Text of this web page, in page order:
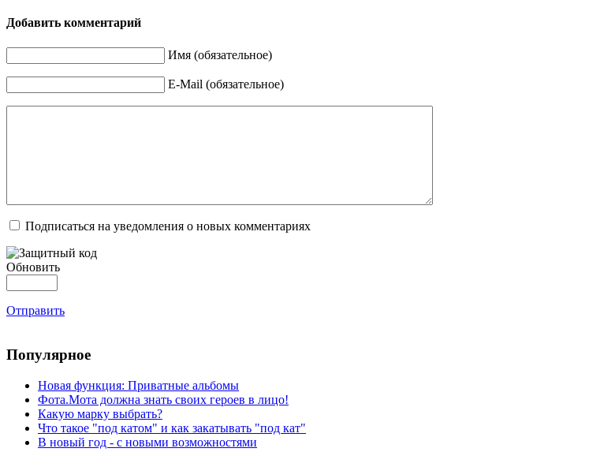
Добавить комментарий
Имя (обязательное)
E-Mail (обязательное)
Подписаться на уведомления о новых комментариях
Обновить
Отправить
Популярное
Новая функция: Приватные альбомы
Фота.Мота должна знать своих героев в лицо!
Какую марку выбрать?
Что такое "под катом" и как закатывать "под кат"
В новый год - с новыми возможностями